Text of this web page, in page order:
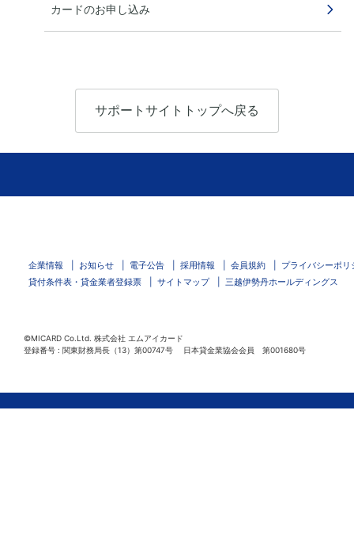
カードのお申し込み
サポートサイトトップへ戻る
企業情報 お知らせ 電子公告 採用情報 会員規約
プライバシーポリ
貸付条件表・貸金業者登録票
サイトマップ 三越伊勢丹ホールディングス
©MICARD Co.Ltd. 株式会社 エムアイカード
登録番号 : 関東財務局長（13）第00747号 日本貸金業協会会員 第001680号